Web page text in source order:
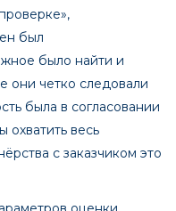
был
было найти и
они четко следовали
была в согласовании
охватить весь
с заказчиком это